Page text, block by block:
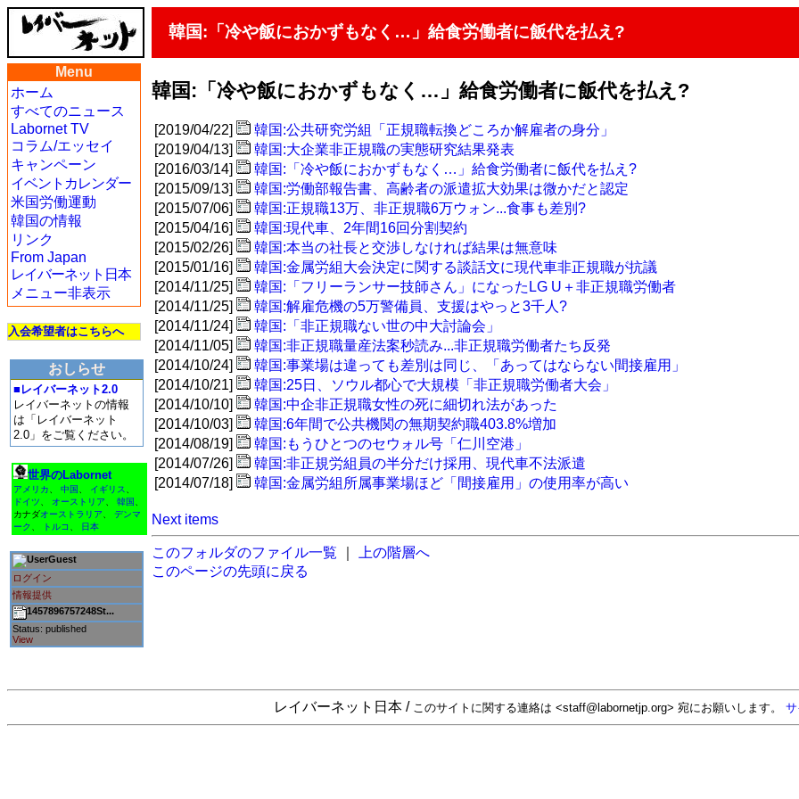
韓国:「冷や飯におかずもなく…」給食労働者に飯代を払え?
Menu
ホーム
すべてのニュース
Labornet TV
コラム/エッセイ
キャンペーン
イベントカレンダー
米国労働運動
韓国の情報
リンク
From Japan
レイバーネット日本
メニュー非表示
入会希望者はこちらへ
おしらせ
■レイバーネット2.0
レイバーネットの情報
は「レイバーネット
2.0」をご覧ください。
世界のLabornet
アメリカ 中国 イギリス
ドイツ
オーストリア 韓国
カナダオーストラリア
デンマ
ーク
トルコ 日本
Guest
ログイン
情報提供
1457896757248St...
Status: published
View
韓国:「冷や飯におかずもなく…」給食労働者に飯代を払え?
[2019/04/22]
韓国:公共研究労組「正規職転換どころか解雇者の身分」
[2019/04/13]
韓国:大企業非正規職の実態研究結果発表
[2016/03/14]
韓国:「冷や飯におかずもなく…」給食労働者に飯代を払え?
[2015/09/13]
韓国:労働部報告書、高齢者の派遣拡大効果は微かだと認定
[2015/07/06]
韓国:正規職13万、非正規職6万ウォン...食事も差別?
[2015/04/16]
韓国:現代車、2年間16回分割契約
[2015/02/26]
韓国:本当の社長と交渉しなければ結果は無意味
[2015/01/16]
韓国:金属労組大会決定に関する談話文に現代車非正規職が抗議
[2014/11/25]
韓国:「フリーランサー技師さん」になったLG U＋非正規職労働者
[2014/11/25]
韓国:解雇危機の5万警備員、支援はやっと3千人?
[2014/11/24]
韓国:「非正規職ない世の中大討論会」
[2014/11/05]
韓国:非正規職量産法案秒読み...非正規職労働者たち反発
[2014/10/24]
韓国:事業場は違っても差別は同じ、「あってはならない間接雇用」
[2014/10/21]
韓国:25日、ソウル都心で大規模「非正規職労働者大会」
[2014/10/10]
韓国:中企非正規職女性の死に細切れ法があった
[2014/10/03]
韓国:6年間で公共機関の無期契約職403.8%増加
[2014/08/19]
韓国:もうひとつのセウォル号「仁川空港」
[2014/07/26]
韓国:非正規労組員の半分だけ採用、現代車不法派遣
[2014/07/18]
韓国:金属労組所属事業場ほど「間接雇用」の使用率が高い
Next items
このフォルダのファイル一覧
上の階層へ
このページの先頭に戻る
レイバーネット日本 / このサイトに関する連絡は <staff@labornetjp.org> 宛にお願いします。